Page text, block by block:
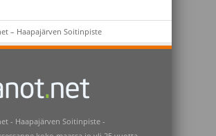
– Haapajärven Soitinpiste
- Haapajärven Soitinpiste -